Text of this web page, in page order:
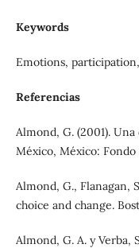
Keywords
Emotions,
Referencias
Almond, G. (2001).
México, México:
Almond, G., Flanagan,
choice and change.
Almond, G. A. y Verba,